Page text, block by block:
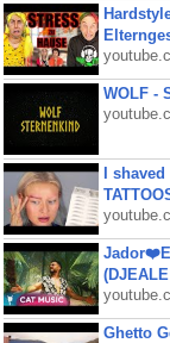
WOLF -
I
Ghetto